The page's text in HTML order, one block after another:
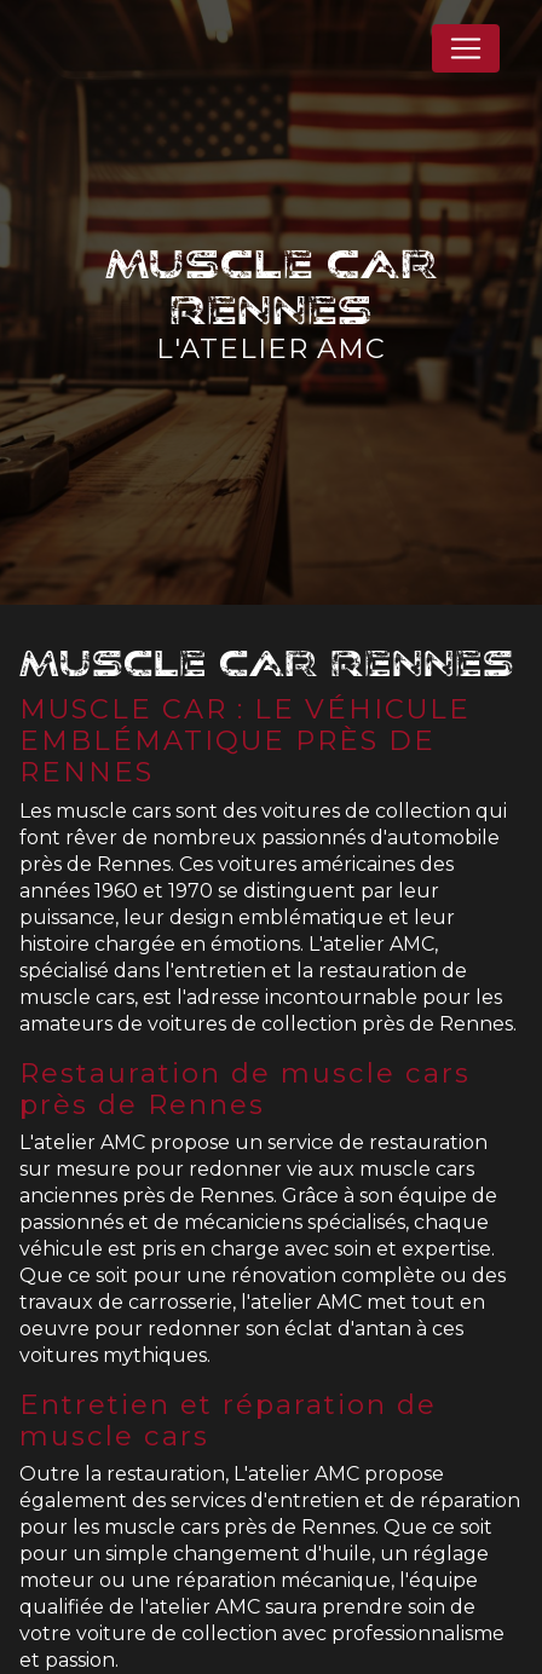
Muscle car
Rennes
L'ATELIER AMC
Muscle car Rennes
MUSCLE CAR : LE VÉHICULE
EMBLÉMATIQUE PRÈS DE
RENNES
Les muscle cars sont des voitures de collection qui
font rêver de nombreux passionnés d'automobile
près de Rennes. Ces voitures américaines des
années 1960 et 1970 se distinguent par leur
puissance, leur design emblématique et leur
histoire chargée en émotions. L'atelier AMC,
spécialisé dans l'entretien et la restauration de
muscle cars, est l'adresse incontournable pour les
amateurs de voitures de collection près de Rennes.
Restauration de muscle cars
près de Rennes
L'atelier AMC propose un service de restauration
sur mesure pour redonner vie aux muscle cars
anciennes près de Rennes. Grâce à son équipe de
passionnés et de mécaniciens spécialisés, chaque
véhicule est pris en charge avec soin et expertise.
Que ce soit pour une rénovation complète ou des
travaux de carrosserie, l'atelier AMC met tout en
oeuvre pour redonner son éclat d'antan à ces
voitures mythiques.
Entretien et réparation de
muscle cars
Outre la restauration, L'atelier AMC propose
également des services d'entretien et de réparation
pour les muscle cars près de Rennes. Que ce soit
pour un simple changement d'huile, un réglage
moteur ou une réparation mécanique, l'équipe
qualifiée de l'atelier AMC saura prendre soin de
votre voiture de collection avec professionnalisme
et passion.
Panneau de gestion des cookies